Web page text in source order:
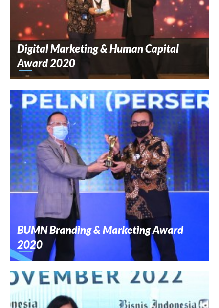
Digital Marketing & Human Capital
Award 2020
BUMN Branding & Marketing Award
2020